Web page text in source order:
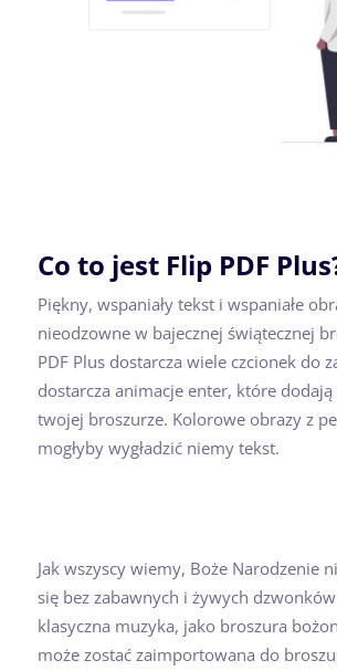
Co to jest Flip PDF
Piękny, wspaniały tekst i wspaniałe
nieodzowne w bajecznej świątecznej
PDF Plus dostarcza wiele czcionek do
dostarcza animacje enter, które
twojej broszurze. Kolorowe obrazy z
mogłyby wygładzić niemy tekst.
Jak wszyscy wiemy, Boże Narodzenie
się bez zabawnych i żywych dzwonków
klasyczna muzyka, jako broszura
może zostać zaimportowana do